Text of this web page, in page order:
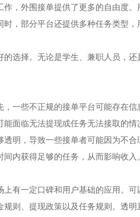
，外围接单提供了更多的自由度
，部分平台还提供多种任务类型
选择。无论是学生、兼职人员，
一些不正规的接单平台可能存在
面临无法提现或任务无法接取的情
明，导致一些接单者可能因为不
内获得足够的任务，从而影响收入
有一定口碑和用户基础的应用。
则、提现政策以及任务规则。透